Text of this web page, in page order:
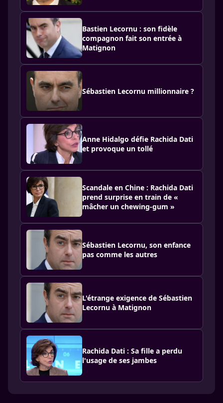
Bastien Lecornu : son fidèle
compagnon fait son entrée à
Matignon
Sébastien Lecornu millionnaire ?
Anne Hidalgo défie Rachida Dati
et provoque un tollé
Scandale en Chine : Rachida Dati
prend surprise en train de «
mâcher un chewing-gum »
Sébastien Lecornu, son enfance
pas comme les autres
L'étrange exigence de Sébastien
Lecornu à Matignon
Rachida Dati : Sa fille a perdu
l'usage de ses jambes